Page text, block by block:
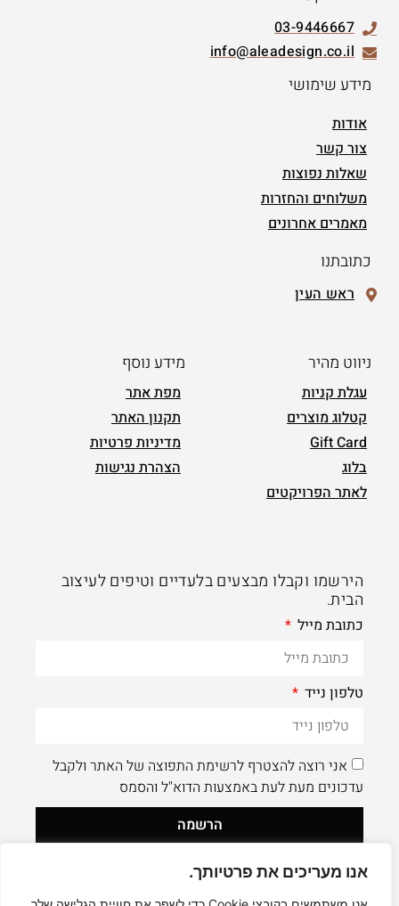
אנו מעריכים את פרטיותך.
03-9446667
info@aleadesign.co.il
מידע שימושי
אודות
צור קשר
שאלות נפוצות
משלוחים והחזרות
מאמרים אחרונים
כתובתנו
ראש העין
ניווט מהיר
עגלת קניות
קטלוג מוצרים
Gift Card
בלוג
לאתר הפרויקטים
מידע נוסף
מפת אתר
תקנון האתר
מדיניות פרטיות
הצהרת נגישות
הירשמו וקבלו מבצעים בלעדיים וטיפים לעיצוב
הבית.
כתובת מייל
טלפון נייד
אני רוצה להצטרף לרשימת התפוצה של האתר ולקבל
עדכונים מעת לעת באמצעות הדוא"ל והסמס
הרשמה
לעוד תוכן איכותי - תעקבו AleaDesign@
0